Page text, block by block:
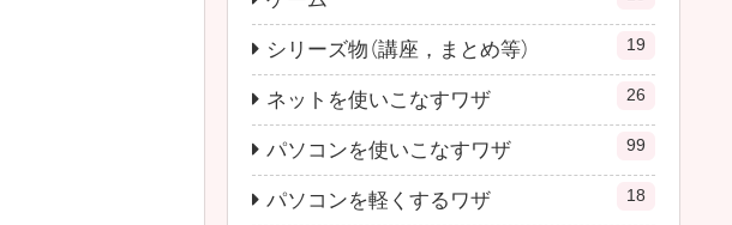
シリーズ物（講座，まとめ等） 19
ネットを使いこなすワザ 26
パソコンを使いこなすワザ 99
パソコンを軽くするワザ 18